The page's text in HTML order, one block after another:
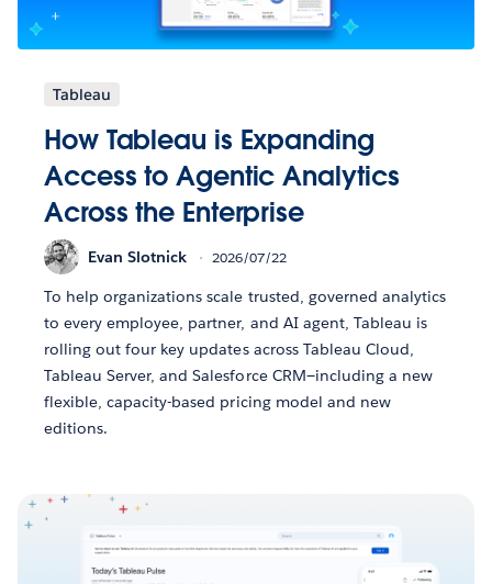
Tableau
How Tableau is Expanding
Access to Agentic Analytics
Across the Enterprise
Evan Slotnick 2026/07/22
To help organizations scale trusted, governed analytics
to every employee, partner, and AI agent, Tableau is
rolling out four key updates across Tableau Cloud,
Tableau Server, and Salesforce CRM—including a new
flexible, capacity-based pricing model and new
editions.